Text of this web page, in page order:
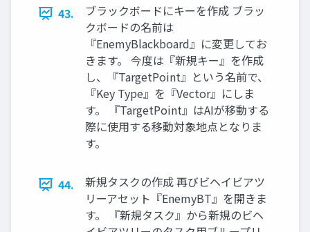
43.
ブラックボードにキーを作成 ブラッ
クボードの名前は
『EnemyBlackboard』に変更してお
きます。 今度は『新規キー』を作成
し、『TargetPoint』という名前で、
『Key Type』を『Vector』にしま
す。 『TargetPoint』はAIが移動する
際に使用する移動対象地点となりま
す。
44.
新規タスクの作成 再びビヘイビアツ
リーアセット『EnemyBT』を開きま
す。 『新規タスク』から新規のビヘ